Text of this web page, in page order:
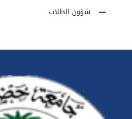
شؤون الطلاب